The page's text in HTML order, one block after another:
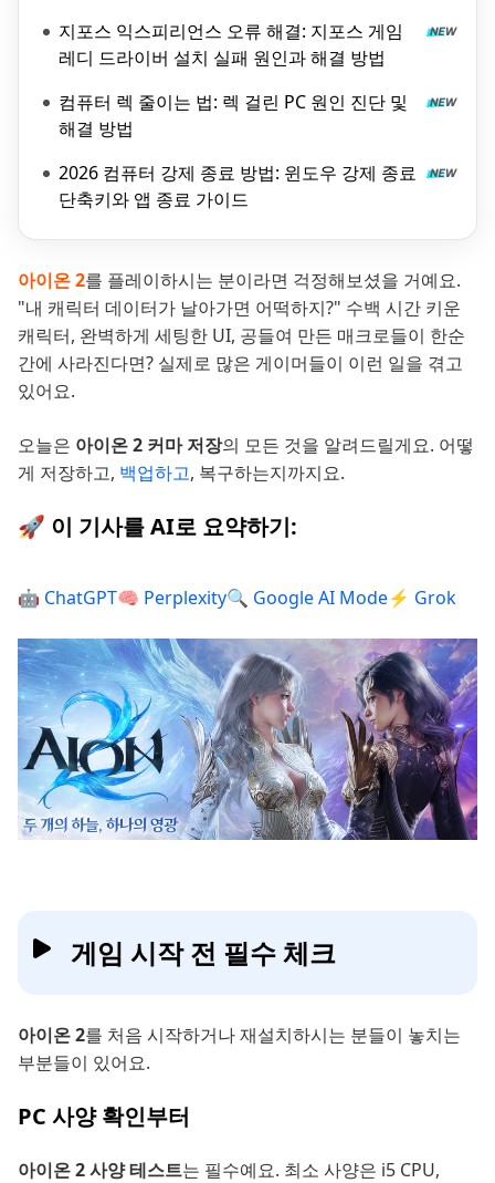
지포스 익스피리언스 오류 해결: 지포스 게임
레디 드라이버 설치 실패 원인과 해결 방법
컴퓨터 렉 줄이는 법: 렉 걸린 PC 원인 진단 및
해결 방법
2026 컴퓨터 강제 종료 방법: 윈도우 강제 종료
단축키와 앱 종료 가이드
아이온 2를 플레이하시는 분이라면 걱정해보셨을 거예요.
"내 캐릭터 데이터가 날아가면 어떡하지?" 수백 시간 키운
캐릭터, 완벽하게 세팅한 UI, 공들여 만든 매크로들이 한순
간에 사라진다면? 실제로 많은 게이머들이 이런 일을 겪고
있어요.
오늘은 아이온 2 커마 저장의 모든 것을 알려드릴게요. 어떻
게 저장하고, 백업하고, 복구하는지까지요.
🚀 이 기사를 AI로 요약하기:
🤖 ChatGPT🧠 Perplexity🔍 Google AI Mode⚡ Grok
게임 시작 전 필수 체크
아이온 2를 처음 시작하거나 재설치하시는 분들이 놓치는
부분들이 있어요.
PC 사양 확인부터
아이온 2 사양 테스트는 필수예요. 최소 사양은 i5 CPU,